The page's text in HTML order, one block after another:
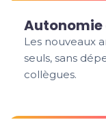
Les nouveaux
seuls, sans
collègues.